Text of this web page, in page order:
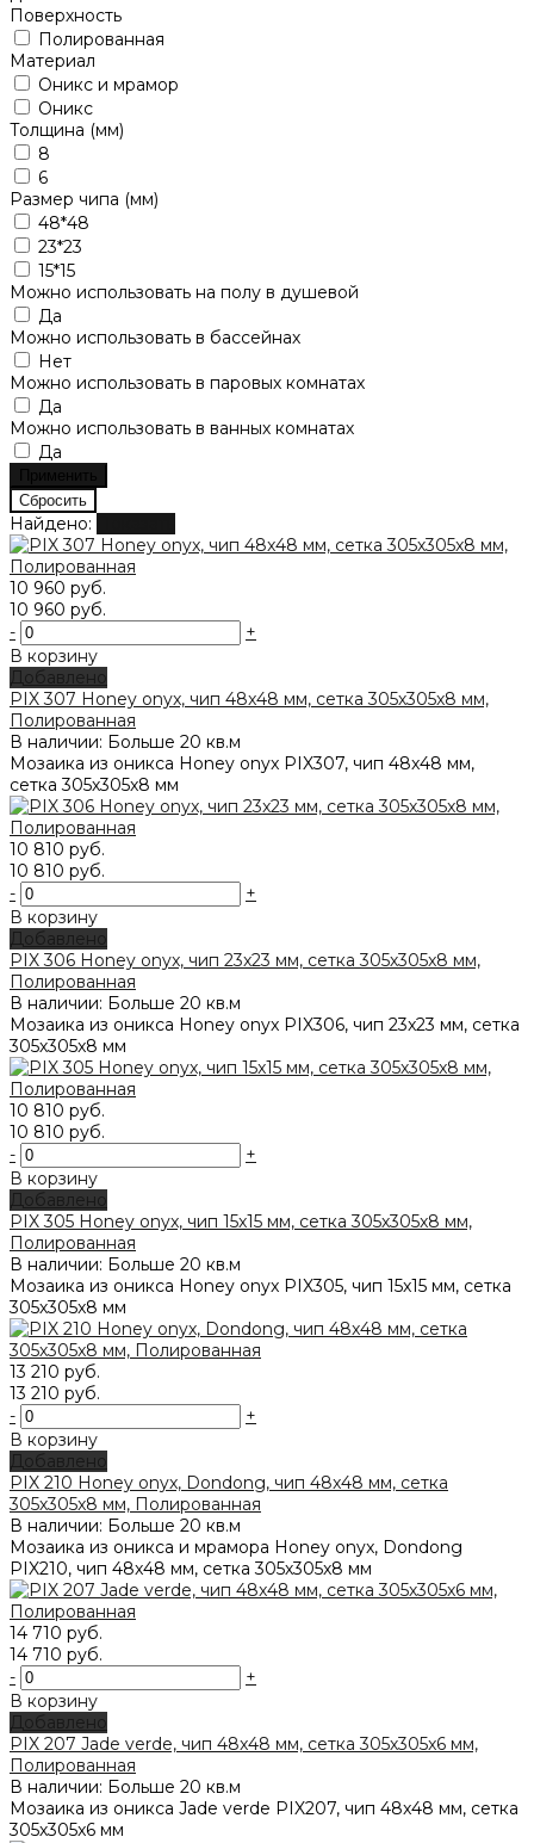
Поверхность
Полированная
Материал
Оникс и мрамор
Оникс
Толщина (мм)
8
6
Размер чипа (мм)
48*48
23*23
15*15
Можно использовать на полу в душевой
Да
Можно использовать в бассейнах
Нет
Можно использовать в паровых комнатах
Да
Можно использовать в ванных комнатах
Да
Найдено:
10 960 руб.
10 960 руб.
-
+
В корзину
Добавлено
PIX 307 Honey onyx, чип 48x48 мм, сетка 305х305x8 мм,
Полированная
В наличии: Больше 20 кв.м
Мозаика из оникса Honey onyx PIX307, чип 48x48 мм,
сетка 305х305x8 мм
10 810 руб.
10 810 руб.
-
+
В корзину
Добавлено
PIX 306 Honey onyx, чип 23x23 мм, сетка 305х305x8 мм,
Полированная
В наличии: Больше 20 кв.м
Мозаика из оникса Honey onyx PIX306, чип 23x23 мм, сетка
305х305x8 мм
10 810 руб.
10 810 руб.
-
+
В корзину
Добавлено
PIX 305 Honey onyx, чип 15x15 мм, сетка 305х305x8 мм,
Полированная
В наличии: Больше 20 кв.м
Мозаика из оникса Honey onyx PIX305, чип 15x15 мм, сетка
305х305x8 мм
13 210 руб.
13 210 руб.
-
+
В корзину
Добавлено
PIX 210 Honey onyx, Dondong, чип 48x48 мм, сетка
305х305x8 мм, Полированная
В наличии: Больше 20 кв.м
Мозаика из оникса и мрамора Honey onyx, Dondong
PIX210, чип 48x48 мм, сетка 305х305x8 мм
14 710 руб.
14 710 руб.
-
+
В корзину
Добавлено
PIX 207 Jade verde, чип 48x48 мм, сетка 305х305x6 мм,
Полированная
В наличии: Больше 20 кв.м
Мозаика из оникса Jade verde PIX207, чип 48x48 мм, сетка
305х305x6 мм